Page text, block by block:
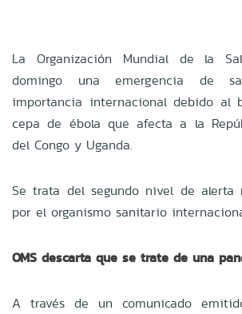
La Organización Mundial de la
domingo una emergencia de
importancia internacional debido al
cepa de ébola que afecta a la
del Congo y Uganda.
Se trata del segundo nivel de
por el organismo sanitario
OMS descarta que se trate de una
A través de un comunicado